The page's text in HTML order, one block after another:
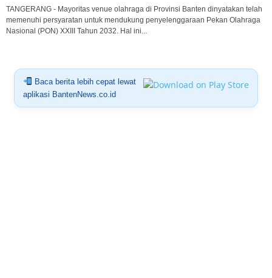
TANGERANG - Mayoritas venue olahraga di Provinsi Banten dinyatakan telah
memenuhi persyaratan untuk mendukung penyelenggaraan Pekan Olahraga
Nasional (PON) XXIII Tahun 2032. Hal ini...
Baca berita lebih cepat lewat
aplikasi BantenNews.co.id